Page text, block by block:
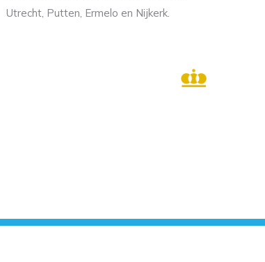
Utrecht, Putten, Ermelo en Nijkerk.